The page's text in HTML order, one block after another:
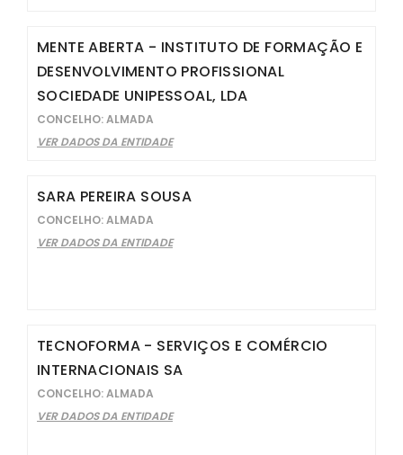
MENTE ABERTA - INSTITUTO DE FORMAÇÃO E
DESENVOLVIMENTO PROFISSIONAL
SOCIEDADE UNIPESSOAL, LDA
CONCELHO: ALMADA
VER DADOS DA ENTIDADE
SARA PEREIRA SOUSA
CONCELHO: ALMADA
VER DADOS DA ENTIDADE
TECNOFORMA - SERVIÇOS E COMÉRCIO
INTERNACIONAIS SA
CONCELHO: ALMADA
VER DADOS DA ENTIDADE